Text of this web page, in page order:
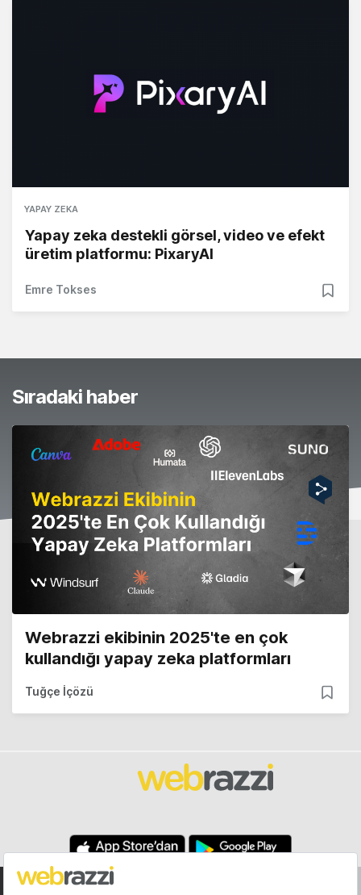
YAPAY ZEKA
Yapay zeka destekli görsel, video ve efekt
üretim platformu: PixaryAI
Emre Tokses
Sıradaki haber
Webrazzi ekibinin 2025'te en çok
kullandığı yapay zeka platformları
Tuğçe İçözü